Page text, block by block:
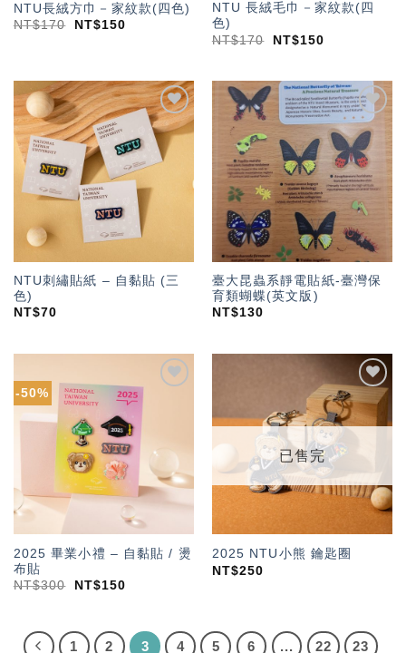
NTU長絨方巾－家紋款(四色)
NT$170 NT$150
NTU 長絨毛巾－家紋款(四
色)
NT$170 NT$150
加入
「願
望輕
單」
NTU刺繡貼紙 – 自黏貼 (三
色)
NT$70
加入
「願
望輕
單」
臺大昆蟲系靜電貼紙-臺灣保
育類蝴蝶(英文版)
NT$130
-50%
2025 畢業小禮 – 自黏貼 / 燙
布貼
NT$300 NT$150
加入
望輕
已售完
2025 NTU小熊 鑰匙圈
NT$250
1 2 3 4 5 6 ... 22
23